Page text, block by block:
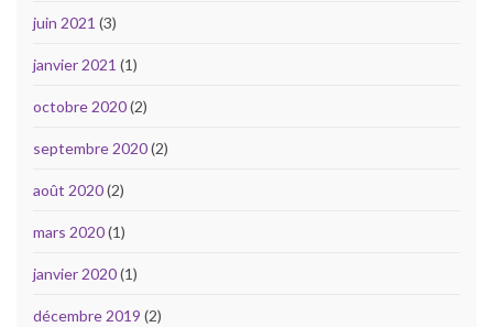
juin 2021 (3)
janvier 2021 (1)
octobre 2020(2)
septembre 2020(2)
août 2020(2)
mars 2020(1)
janvier 2020(1)
décembre 2019 (2)